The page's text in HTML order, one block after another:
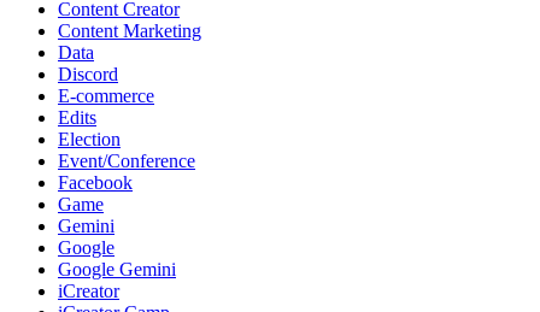
Content Creator
Content Marketing
Data
Discord
E-commerce
Edits
Election
Event/Conference
Facebook
Game
Gemini
Google
Google Gemini
iCreator